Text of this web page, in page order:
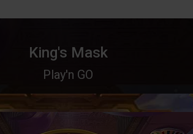
King's Mask
Play'n GO